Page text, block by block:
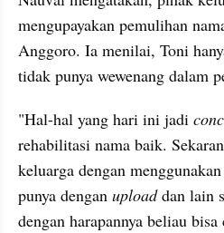
mengupayakan pemulihan
Anggoro. Ia menilai, Toni
tidak punya wewenang dalam
"Hal-hal yang hari ini jadi
rehabilitasi nama baik.
keluarga dengan
punya dengan upload dan lain
dengan harapannya beliau